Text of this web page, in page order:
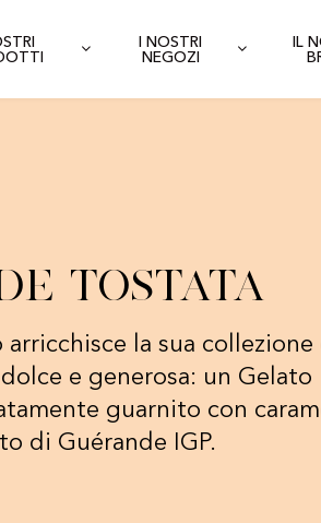
I NOSTRI
NEGOZI
IL
tostata
la sua collezione
e generosa: un Gelato
guarnito con
di Guérande IGP.